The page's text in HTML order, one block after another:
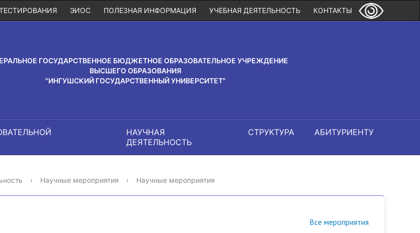
КОНТАКТЫ
УЧЕБНАЯ ДЕЯТЕЛЬНОСТЬ
ПОЛЕЗНАЯ ИНФОРМАЦИЯ
ЭИОС
ГОСУДАРСТВЕННОЕ БЮДЖЕТНОЕ ОБРАЗОВАТЕЛЬНОЕ УЧРЕЖДЕНИЕ
ВЫСШЕГО ОБРАЗОВАНИЯ
"ИНГУШСКИЙ ГОСУДАРСТВЕННЫЙ УНИВЕРСИТЕТ"
НАУЧНАЯ
ДЕЯТЕЛЬНОСТЬ
СТРУКТУРА АБИТУРИЕНТУ
› Научные мероприятия › Научные мероприятия
Все мероприятия